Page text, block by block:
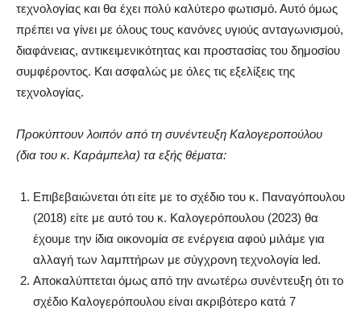
τεχνολογίας και θα έχει πολύ καλύτερο φωτισμό. Αυτό όμως
πρέπει να γίνει με όλους τους κανόνες υγιούς ανταγωνισμού,
διαφάνειας, αντικειμενικότητας και προστασίας του δημοσίου
συμφέροντος. Και ασφαλώς με όλες τις εξελίξεις της
τεχνολογίας.
Προκύπτουν λοιπόν από τη συνέντευξη Καλογεροπούλου
(δια του κ. Καράμπελα) τα εξής θέματα:
Επιβεβαιώνεται ότι είτε με το σχέδιο του κ. Παναγόπουλου
(2018) είτε με αυτό του κ. Καλογερόπουλου (2023) θα
έχουμε την ίδια οικονομία σε ενέργεια αφού μιλάμε για
αλλαγή των λαμπτήρων με σύγχρονη τεχνολογία led.
Αποκαλύπτεται όμως από την ανωτέρω συνέντευξη ότι το
σχέδιο Καλογερόπουλου είναι ακριβότερο κατά 7